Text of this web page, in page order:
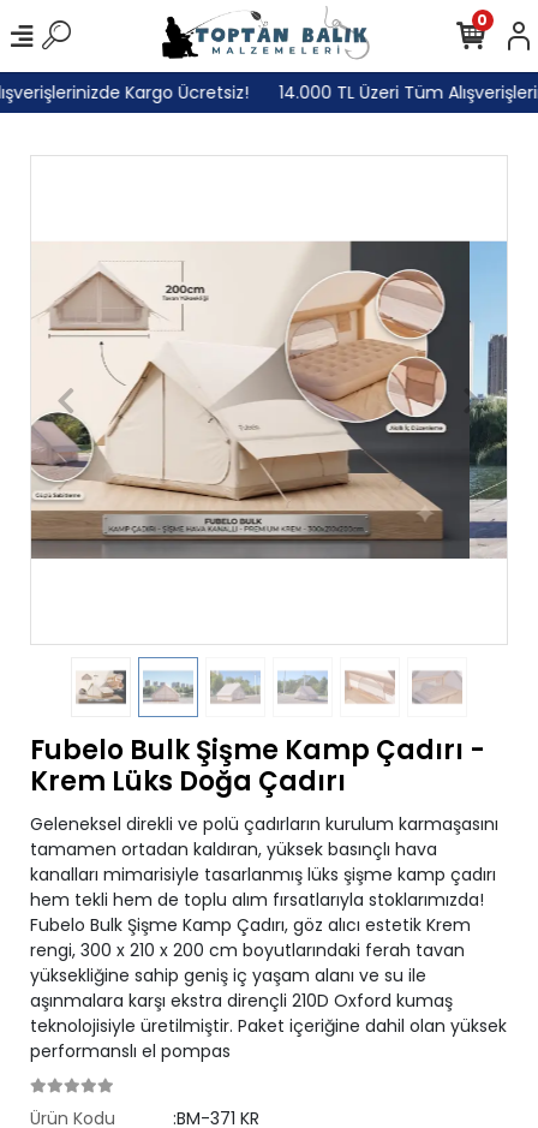
Kargo Ücretsiz! 14.000 TL Üzeri Tüm
0
Fubelo Bulk Şişme Kamp Çadırı -
Krem Lüks Doğa Çadırı
Geleneksel direkli ve polü çadırların kurulum karmaşasını
tamamen ortadan kaldıran, yüksek basınçlı hava
kanalları mimarisiyle tasarlanmış lüks şişme kamp çadırı
hem tekli hem de toplu alım fırsatlarıyla stoklarımızda!
Fubelo Bulk Şişme Kamp Çadırı, göz alıcı estetik Krem
rengi, 300 x 210 x 200 cm boyutlarındaki ferah tavan
yüksekliğine sahip geniş iç yaşam alanı ve su ile
aşınmalara karşı ekstra dirençli 210D Oxford kumaş
teknolojisiyle üretilmiştir. Paket içeriğine dahil olan yüksek
performanslı el pompas
Ürün Kodu
:BM-371 KR